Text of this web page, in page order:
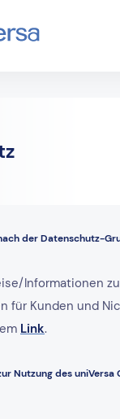
der Datenschutz-
Informationen
für Kunden und
Link.
Nutzung des uniVersa